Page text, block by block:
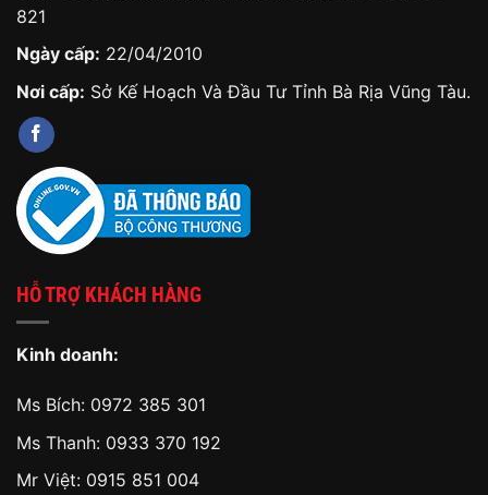
821
Ngày cấp: 22/04/2010
Nơi cấp: Sở Kế Hoạch Và Đầu Tư Tỉnh Bà Rịa Vũng Tàu.
HỖ TRỢ KHÁCH HÀNG
Kinh doanh:
Ms Bích: 0972 385 301
Ms Thanh: 0933 370 192
Mr Việt: 0915 851 004